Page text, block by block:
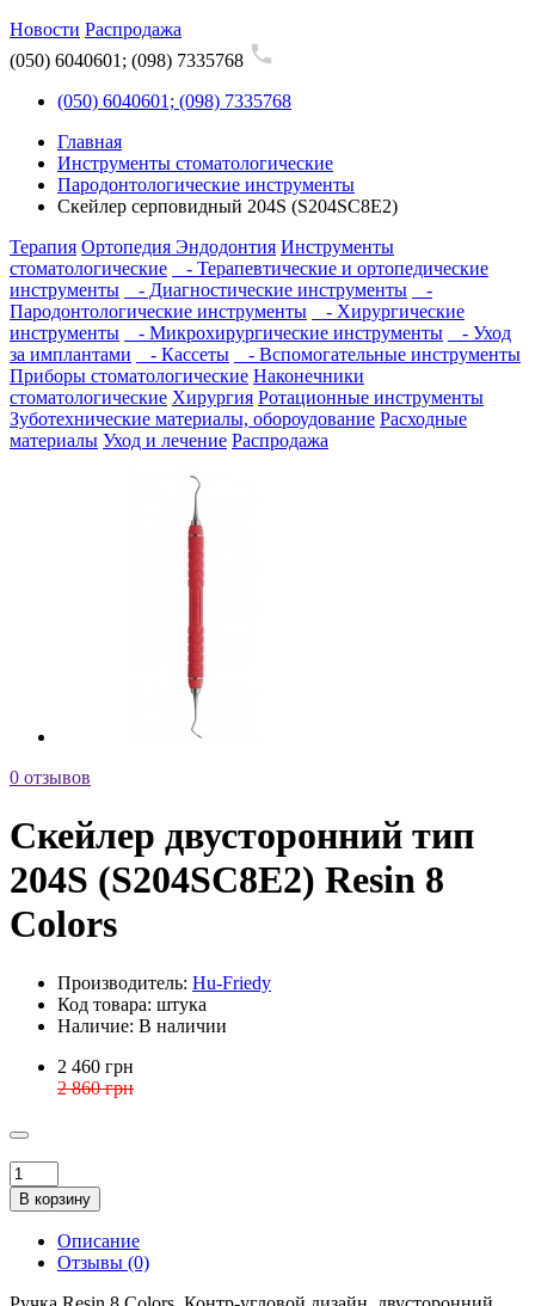
Новости Распродажа
(050) 6040601; (098) 7335768
(050) 6040601; (098) 7335768
Главная
Инструменты стоматологические
Пародонтологические инструменты
Скейлер серповидный 204S (S204SC8E2)
Терапия Ортопедия Эндодонтия Инструменты
стоматологические
- Терапевтические и ортопедические
инструменты
- Диагностические инструменты
-
Пародонтологические инструменты
- Хирургические
инструменты
- Микрохирургические инструменты
- Уход
за имплантами
- Кассеты
- Вспомогательные инструменты
Приборы стоматологические Наконечники
стоматологические Хирургия Ротационные инструменты
Зуботехнические материалы, обороудование Расходные
материалы Уход и лечение Распродажа
0 отзывов
Скейлер двусторонний тип
204S (S204SC8E2) Resin 8
Colors
Производитель: Hu-Friedy
Код товара: штука
Наличие: В наличии
2 460 грн
2 860 грн
В корзину
Описание
Отзывы (0)